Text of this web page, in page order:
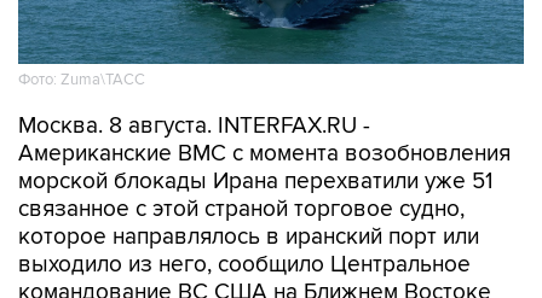
Фото: Zuma\ТАСС
Москва. 8 августа. INTERFAX.RU -
морской блокады Ирана перехватили уже 51
связанное с этой страной торговое судно,
которое направлялось в иранский порт или
выходило из него, сообщило Центральное
командование ВС США на Ближнем Востоке
(CENTCOM).